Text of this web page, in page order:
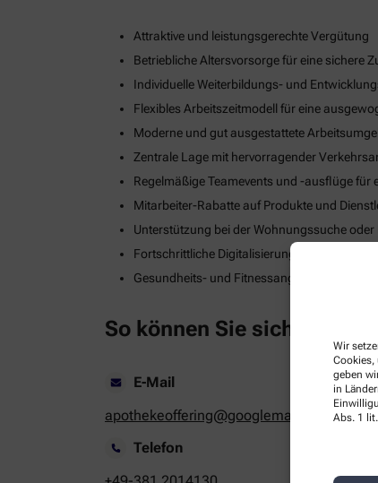
Wir
Cookies,
geben
in
Abs. 1
Attraktive und leistungsgerechte Vergütung
Betriebliche Altersvorsorge für eine sichere
Individuelle Weiterbildungs- und
Flexibles Arbeitszeitmodell für eine
Moderne und gut ausgestattete
Zentrale Lage mit hervorragender
Regelmäßige Teamevents und -ausflüge für
Mitarbeiter-Rabatte auf Produkte und
Unterstützung bei der Wohnungssuche
Fortschrittliche Digitalisierungs- und
Gesundheits- und Fitnessangebote zur
So können Sie sich
E-Mail
apothekeoffering@googlemail.com
Telefon